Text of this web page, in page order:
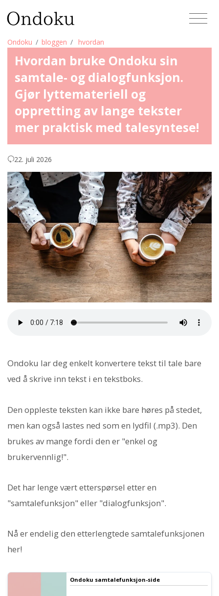
Ondoku bloggen hvordan
Hvordan bruke Ondoku sin
samtale- og dialogfunksjon.
Gjør lyttemateriell og
oppretting av lange tekster
mer praktisk med talesyntese!
22. juli 2026
Ondoku lar deg enkelt konvertere tekst til tale bare
ved å skrive inn tekst i en tekstboks.
Den oppleste teksten kan ikke bare høres på stedet,
men kan også lastes ned som en lydfil (.mp3). Den
brukes av mange fordi den er "enkel og
brukervennlig!".
Det har lenge vært etterspørsel etter en
"samtalefunksjon" eller "dialogfunksjon".
Nå er endelig den etterlengtede samtalefunksjonen
her!
Ondoku samtalefunksjon-side